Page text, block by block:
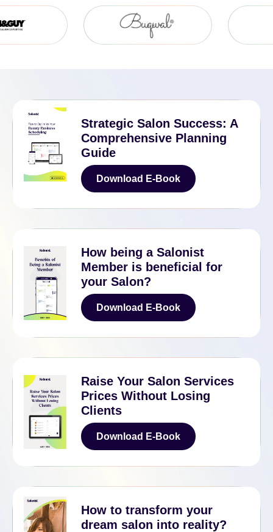
Strategic Salon Success: A
Comprehensive Planning
Guide
Download E-Book
Download E-Book
How being a Salonist
Member is beneficial for
your Salon?
Download E-Book
Download E-Book
Raise Your Salon Services
Prices Without Losing
Clients
Download E-Book
Download E-Book
How to transform your
dream salon into reality?